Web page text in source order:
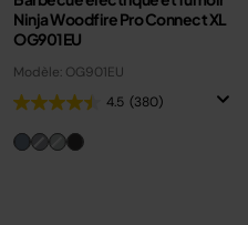
Ninja Woodfire Pro Connect XL
OG901EU
Modèle: OG901EU
4.5 (380)